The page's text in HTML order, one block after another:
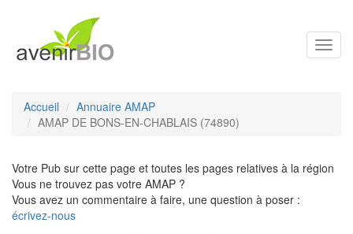
Accueil
Annuaire AMAP
AMAP DE BONS-EN-CHABLAIS (74890)
Votre Pub sur cette page et toutes les pages relatives à la région
Vous ne trouvez pas votre AMAP ?
Vous avez un commentaire à faire, une question à poser :
écrivez-nous